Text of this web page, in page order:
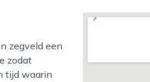
zodat
tijd waarin